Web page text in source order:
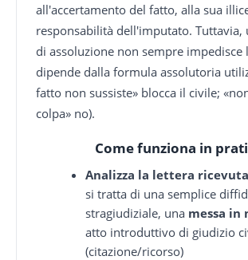
all'accertamento del fatto, alla sua
responsabilità dell'imputato. Tuttavia,
di assoluzione non sempre impedisce
dipende dalla formula assolutoria
fatto non sussiste» blocca il civile;
colpa» no).
Come funziona in
Analizza la lettera ricevuta
si tratta di una semplice
stragiudiziale, una messa in
atto introduttivo di giudizio
(citazione/ricorso)